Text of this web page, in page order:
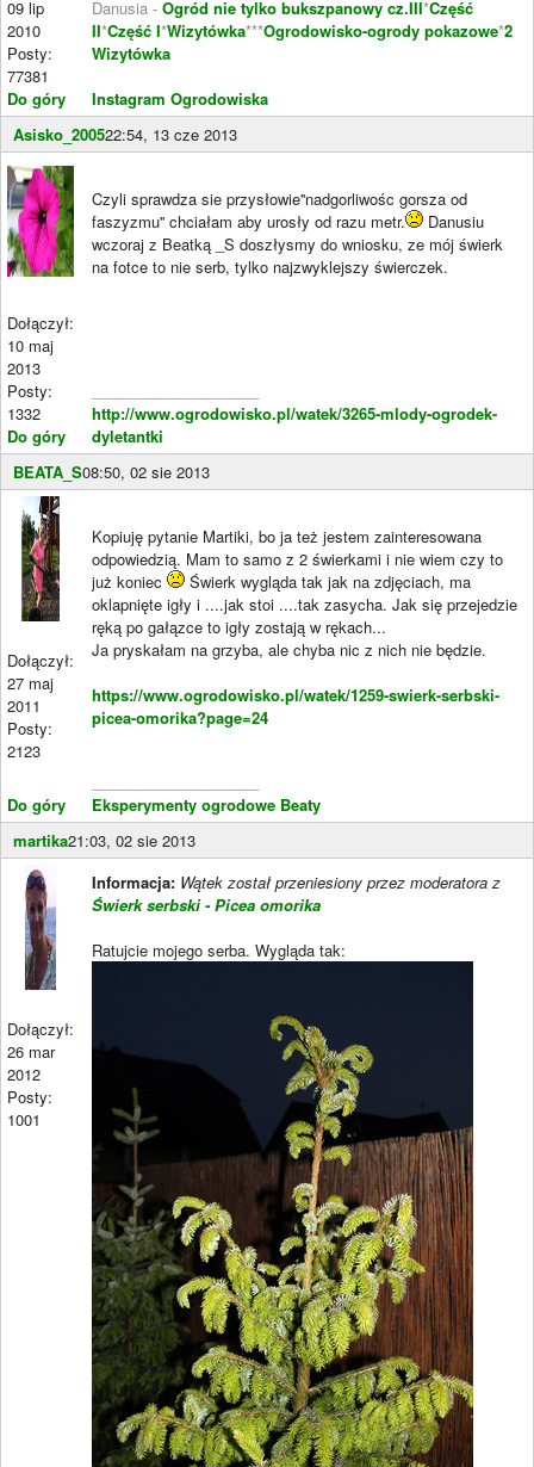
09 lip
2010
Posty:
77381
Do góry
Danusia - Ogród nie tylko bukszpanowy cz.III*Część
II*Część I*Wizytówka***Ogrodowisko-ogrody pokazowe*2
Wizytówka
Instagram Ogrodowiska
Asisko_200522:54, 13 cze 2013
Dołączył:
10 maj
2013
Posty:
1332
Do góry
Czyli sprawdza sie przysłowie''nadgorliwośc gorsza od
faszyzmu'' chciałam aby urosły od razu metr.
Danusiu
wczoraj z Beatką _S doszłysmy do wniosku, ze mój świerk
na fotce to nie serb, tylko najzwyklejszy świerczek.
http://www.ogrodowisko.pl/watek/3265-mlody-ogrodek-
dyletantki
BEATA_S08:50, 02 sie 2013
Dołączył:
27 maj
2011
Posty:
2123
Do góry
Kopiuję pytanie Martiki, bo ja też jestem zainteresowana
odpowiedzią. Mam to samo z 2 świerkami i nie wiem czy to
już koniec
Świerk wygląda tak jak na zdjęciach, ma
oklapnięte igły i ....jak stoi ....tak zasycha. Jak się przejedzie
ręką po gałązce to igły zostają w rękach...
Ja pryskałam na grzyba, ale chyba nic z nich nie będzie.
https://www.ogrodowisko.pl/watek/1259-swierk-serbski-
picea-omorika?page=24
Eksperymenty ogrodowe Beaty
martika21:03, 02 sie 2013
Dołączył:
26 mar
2012
Posty:
1001
Informacja: Wątek został przeniesiony przez moderatora z
Świerk serbski - Picea omorika
Ratujcie mojego serba. Wygląda tak: